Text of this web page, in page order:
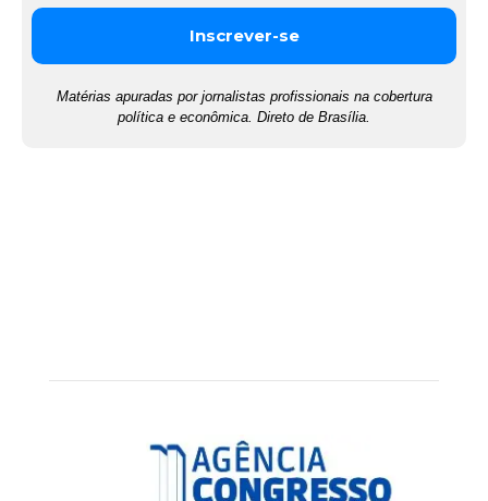
Matérias apuradas por jornalistas profissionais na cobertura
política e econômica. Direto de Brasília.